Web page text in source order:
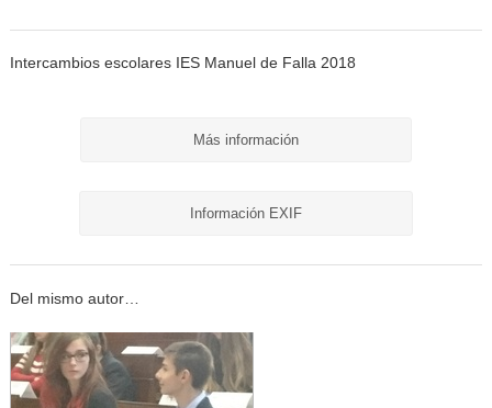
Intercambios escolares IES Manuel de Falla 2018
Más información
Información EXIF
Del mismo autor…